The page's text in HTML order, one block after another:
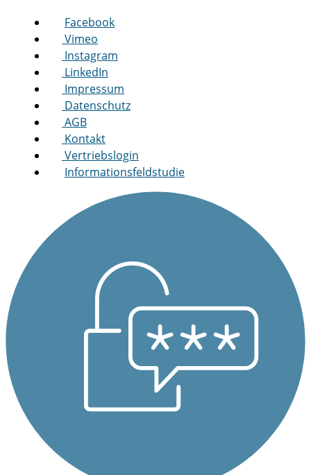
Facebook
Vimeo
Instagram
LinkedIn
Impressum
Datenschutz
AGB
Kontakt
Vertriebslogin
Informationsfeldstudie